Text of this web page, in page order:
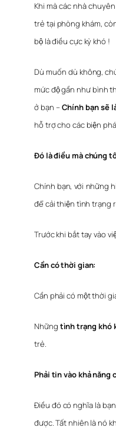
Khi mà các nhà
trẻ tại phòng khám,
bộ là điều cực kỳ khó !
Dù muốn dù không,
mức độ gần như bình
ở bạn –Chính bạn sẽ
hỗ trợ cho các biện
Đó là điều mà chúng
Chính bạn, với những
để cải thiện tình trạng
Trước khi bắt tay vào
Cần có thời gian:
Cần phải có một thời
Những tình trạng khó
trẻ.
Phải tin vào khả năng
Điều đó có nghĩa là
được. Tất nhiên là nó